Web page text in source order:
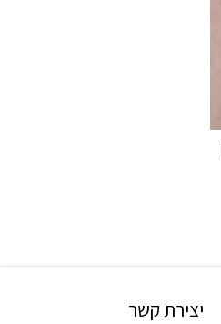
יצירת קשר